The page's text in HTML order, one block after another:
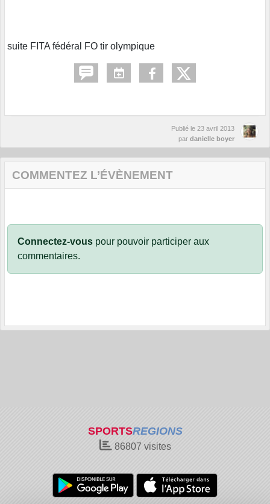
suite FITA fédéral FO tir olympique
Publié le 23 avril 2013
par danielle boyer
COMMENTEZ L’ÉVÈNEMENT
Connectez-vous pour pouvoir participer aux
commentaires.
SPORTSREGIONS
86807 visites